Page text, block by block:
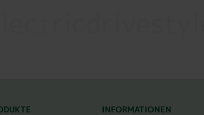
INFORMATIONEN